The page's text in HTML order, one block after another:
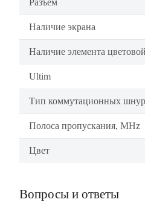
Разъём
Наличие экрана
Наличие элемента
Ultim
Тип коммутационных
Полоса пропускания, MHz
Цвет
Вопросы и ответы